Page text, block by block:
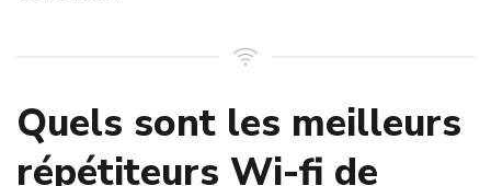
Quels sont les meilleurs
répétiteurs Wi-fi de